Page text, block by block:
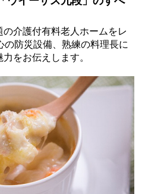
介護付有料老人ホームをレ
の防災設備、熟練の料理長に
をお伝えします。